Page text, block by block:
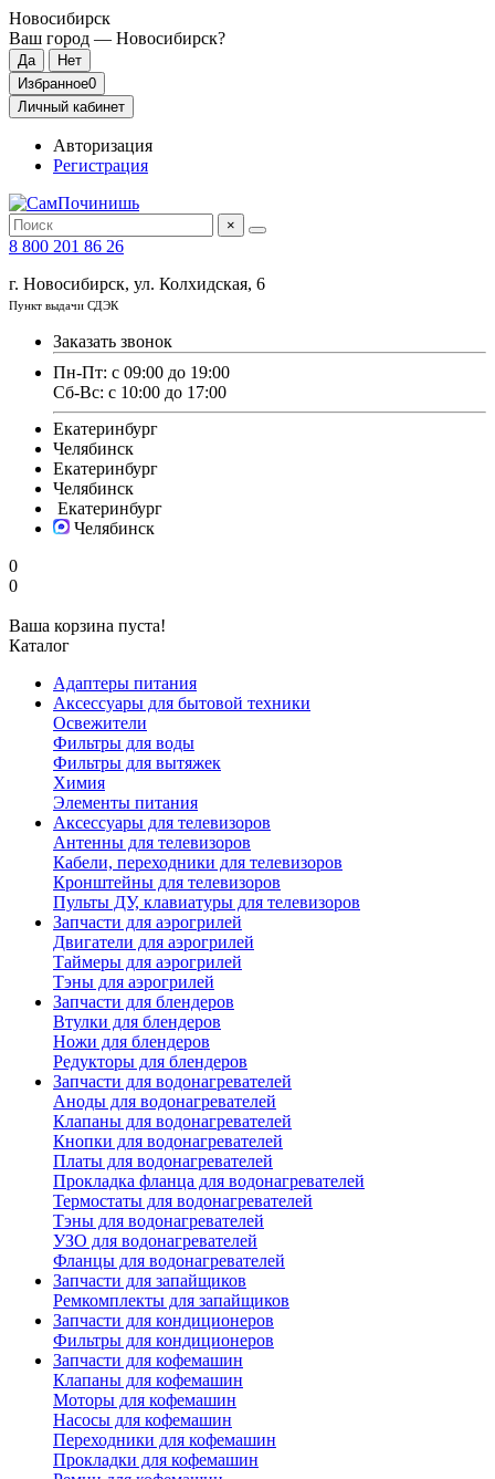
Новосибирск
Ваш город — Новосибирск?
Избранное0
Личный кабинет
Авторизация
Регистрация
×
8 800 201 86 26
г. Новосибирск, ул. Колхидская, 6
Пункт выдачи СДЭК
Заказать звонок
Пн-Пт: с 09:00 до 19:00
Сб-Вс: с 10:00 до 17:00
Екатеринбург
Челябинск
Екатеринбург
Челябинск
Екатеринбург
Челябинск
0
0
Ваша корзина пуста!
Каталог
Адаптеры питания
Аксессуары для бытовой техники
Освежители
Фильтры для воды
Фильтры для вытяжек
Химия
Элементы питания
Аксессуары для телевизоров
Антенны для телевизоров
Кабели, переходники для телевизоров
Кронштейны для телевизоров
Пульты ДУ, клавиатуры для телевизоров
Запчасти для аэрогрилей
Двигатели для аэрогрилей
Таймеры для аэрогрилей
Тэны для аэрогрилей
Запчасти для блендеров
Втулки для блендеров
Ножи для блендеров
Редукторы для блендеров
Запчасти для водонагревателей
Аноды для водонагревателей
Клапаны для водонагревателей
Кнопки для водонагревателей
Платы для водонагревателей
Прокладка фланца для водонагревателей
Термостаты для водонагревателей
Тэны для водонагревателей
УЗО для водонагревателей
Фланцы для водонагревателей
Запчасти для запайщиков
Ремкомплекты для запайщиков
Запчасти для кондиционеров
Фильтры для кондиционеров
Запчасти для кофемашин
Клапаны для кофемашин
Моторы для кофемашин
Насосы для кофемашин
Переходники для кофемашин
Прокладки для кофемашин